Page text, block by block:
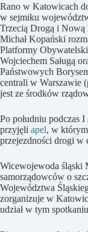
Rano w Katowicach
w sejmiku
Trzecią Drogą i Nową
Michał Kopański
Platformy
Wojciechem Saługą
Państwowych
centrali w Warszawie
jest ze środków
Po południu podczas
przyjęli apel, w
przejezdności drogi w
Wicewojewoda śląski
samorządowców o
Województwa
zorganizuje w
udział w tym